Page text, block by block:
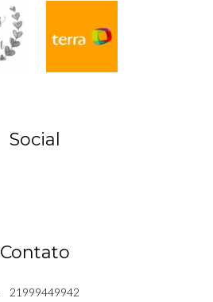
Social
Contato
21999449942